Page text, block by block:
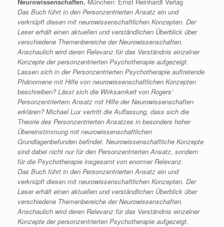
Das Buch führt in den Personzentrierten Ansatz ein und
verknüpft diesen mit neurowissenschaftlichen Konzepten. Der
Leser erhält einen aktuellen und verständlichen Überblick über
verschiedene Themenbereiche der Neurowissenschaften.
Anschaulich wird deren Relevanz für das Verständnis einzelner
Konzepte der personzentrierten Psychotherapie aufgezeigt.
Lassen sich in der Personzentrierten Psychotherapie auftretende
Phänomene mit Hilfe von neurowissenschaftlichen Konzepten
beschreiben? Lässt sich die Wirksamkeit von Rogers’
Personzentriertem Ansatz mit Hilfe der Neurowissenschaften
erklären? Michael Lux vertritt die Auffassung, dass sich die
Theorie des Personzentrierten Ansatzes in besonders hoher
Übereinstimmung mit neurowissenschaftlichen
Grundlagenbefunden befindet. Neurowissenschaftliche Konzepte
sind dabei nicht nur für den Personzentrierten Ansatz, sondern
für die Psychotherapie insgesamt von enormer Relevanz.
Das Buch führt in den Personzentrierten Ansatz ein und
verknüpft diesen mit neurowissenschaftlichen Konzepten. Der
Leser erhält einen aktuellen und verständlichen Überblick über
verschiedene Themenbereiche der Neurowissenschaften.
Anschaulich wird deren Relevanz für das Verständnis einzelner
Konzepte der personzentrierten Psychotherapie aufgezeigt.